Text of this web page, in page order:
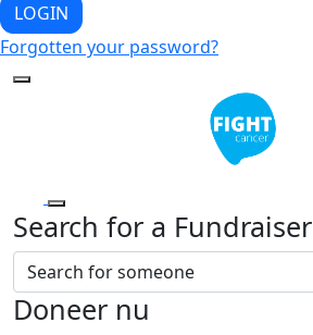
LOGIN
Forgotten your password?
Search for a Fundraiser
Doneer nu